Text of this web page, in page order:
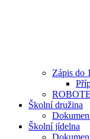
Zápis do
Školní družina
Školní jídelna